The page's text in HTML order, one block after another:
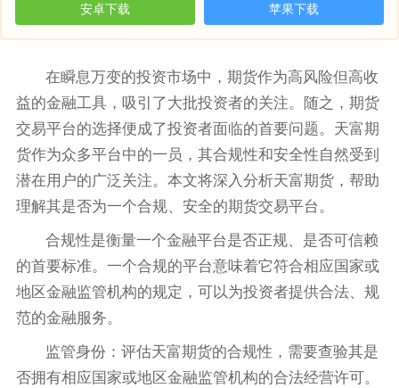
安卓下载 苹果下载
在瞬息万变的投资市场中，期货作为高风险但高收
益的金融工具，吸引了大批投资者的关注。随之，期货
交易平台的选择便成了投资者面临的首要问题。天富期
货作为众多平台中的一员，其合规性和安全性自然受到
潜在用户的广泛关注。本文将深入分析天富期货，帮助
理解其是否为一个合规、安全的期货交易平台。
合规性是衡量一个金融平台是否正规、是否可信赖
的首要标准。一个合规的平台意味着它符合相应国家或
地区金融监管机构的规定，可以为投资者提供合法、规
范的金融服务。
监管身份：评估天富期货的合规性，需要查验其是
否拥有相应国家或地区金融监管机构的合法经营许可。